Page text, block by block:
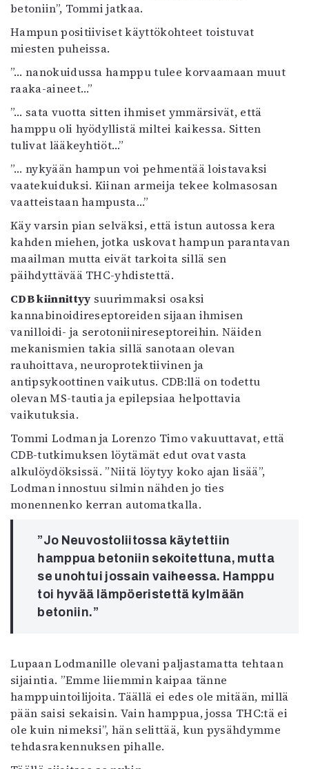
betoniin”, Tommi jatkaa.
Hampun positiiviset käyttökohteet toistuvat
miesten puheissa.
”… nanokuidussa hamppu tulee korvaamaan muut
raaka-aineet…”
”… sata vuotta sitten ihmiset ymmärsivät, että
hamppu oli hyödyllistä miltei kaikessa. Sitten
tulivat lääkeyhtiöt…”
”… nykyään hampun voi pehmentää loistavaksi
vaatekuiduksi. Kiinan armeija tekee kolmasosan
vaatteistaan hampusta…”
Käy varsin pian selväksi, että istun autossa kera
kahden miehen, jotka uskovat hampun parantavan
maailman mutta eivät tarkoita sillä sen
päihdyttävää THC-yhdistettä.
CDB kiinnittyy suurimmaksi osaksi
kannabinoidireseptoreiden sijaan ihmisen
vanilloidi- ja serotoniinireseptoreihin. Näiden
mekanismien takia sillä sanotaan olevan
rauhoittava, neuroprotektiivinen ja
antipsykoottinen vaikutus. CDB:llä on todettu
olevan MS-tautia ja epilepsiaa helpottavia
vaikutuksia.
Tommi Lodman ja Lorenzo Timo vakuuttavat, että
CDB-tutkimuksen löytämät edut ovat vasta
alkulöydöksissä. ”Niitä löytyy koko ajan lisää”,
Lodman innostuu silmin nähden jo ties
monennenko kerran automatkalla.
”Jo Neuvostoliitossa käytettiin
hamppua betoniin sekoitettuna, mutta
se unohtui jossain vaiheessa. Hamppu
toi hyvää lämpöeristettä kylmään
betoniin.”
Lupaan Lodmanille olevani paljastamatta tehtaan
sijaintia. ”Emme liiemmin kaipaa tänne
hamppuintoilijoita. Täällä ei edes ole mitään, millä
pään saisi sekaisin. Vain hamppua, jossa THC:tä ei
ole kuin nimeksi”, hän selittää, kun pysähdymme
tehdasrakennuksen pihalle.